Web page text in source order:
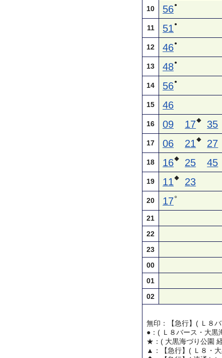
10 56●
11 51 ●
12 46●
13 48●
14 56●
15 46
16 09 17◆ 35
17 06 21◆ 27
18 16◆ 25 45
19 11◆ 23
20 17○
21
22
23
00
01
02
無印：【急行】( Ｌ８
●：( Ｌ８バース・大黒
★：( 大黒海づり公園
▲：【急行】( Ｌ８・